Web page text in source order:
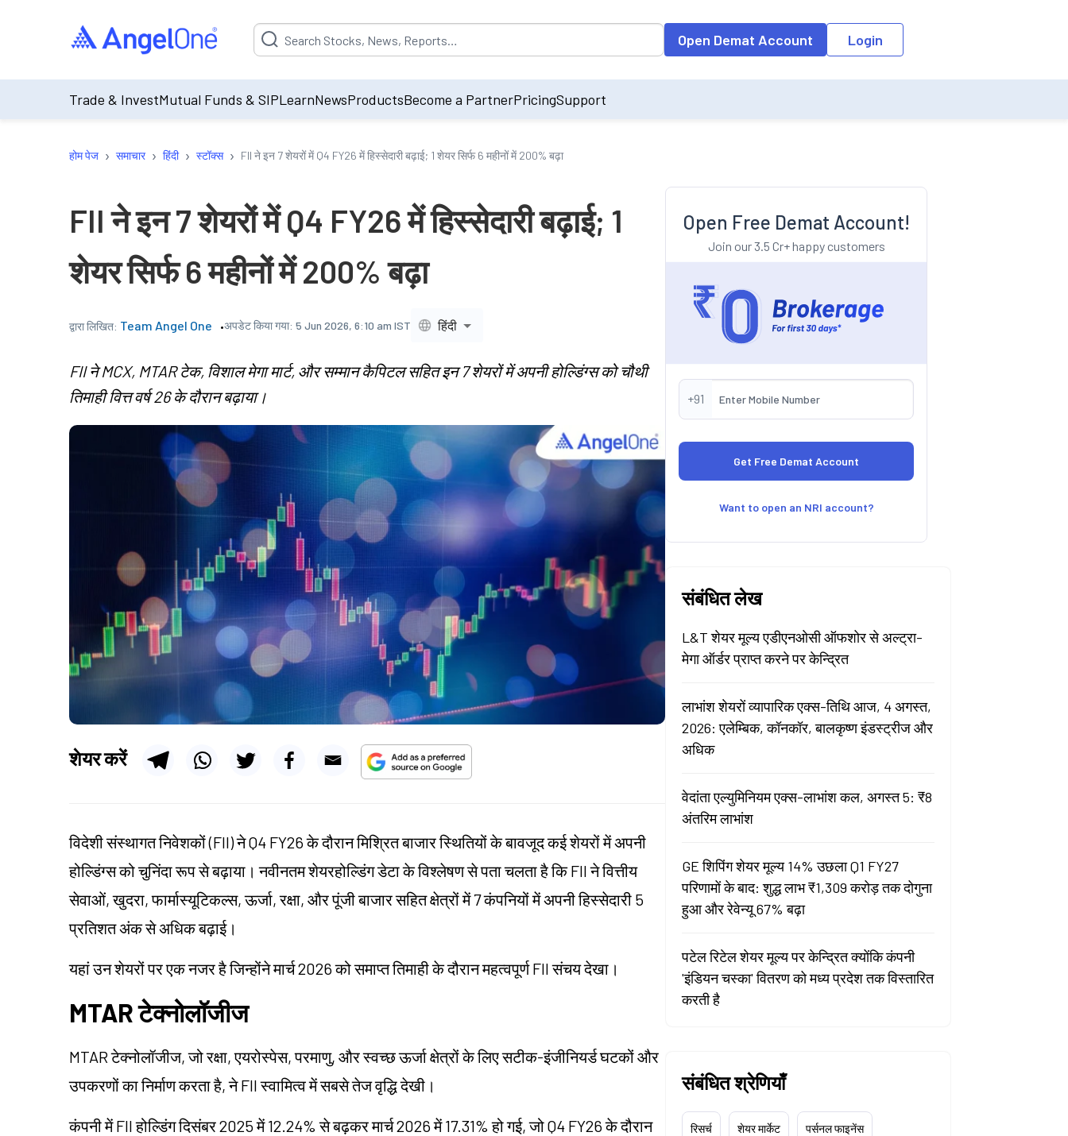
Suggestion will be populated by default on accessing the input field. On entering data into the input field, the suggestion list will be updated as per the
Open Demat Account Login
Trade & InvestMutual Funds & SIPLearnNewsProductsBecome a PartnerPricingSupport
होम पेज › समाचार › हिंदी › स्टॉक्स › FII ने इन 7 शेयरों में Q4 FY26 में हिस्सेदारी बढ़ाई; 1 शेयर सिर्फ 6 महीनों में 200% बढ़ा
FII ने इन 7 शेयरों में Q4 FY26 में हिस्सेदारी बढ़ाई; 1
शेयर सिर्फ 6 महीनों में 200% बढ़ा
द्वारा लिखित: Team Angel One अपडेट किया गया: 5 Jun 2026, 6:10 am IST हिंदी
FII ने MCX, MTAR टेक, विशाल मेगा मार्ट, और सम्मान कैपिटल सहित इन 7 शेयरों में अपनी होल्डिंग्स को चौथी
तिमाही वित्त वर्ष 26 के दौरान बढ़ाया।
शेयर करें
विदेशी संस्थागत निवेशकों (FII) ने Q4 FY26 के दौरान मिश्रित बाजार स्थितियों के बावजूद कई शेयरों में अपनी
होल्डिंग्स को चुनिंदा रूप से बढ़ाया। नवीनतम शेयरहोल्डिंग डेटा के विश्लेषण से पता चलता है कि FII ने वित्तीय
सेवाओं, खुदरा, फार्मास्यूटिकल्स, ऊर्जा, रक्षा, और पूंजी बाजार सहित क्षेत्रों में 7 कंपनियों में अपनी हिस्सेदारी 5
प्रतिशत अंक से अधिक बढ़ाई।
यहां उन शेयरों पर एक नजर है जिन्होंने मार्च 2026 को समाप्त तिमाही के दौरान महत्वपूर्ण FII संचय देखा।
MTAR टेक्नोलॉजीज
MTAR टेक्नोलॉजीज, जो रक्षा, एयरोस्पेस, परमाणु, और स्वच्छ ऊर्जा क्षेत्रों के लिए सटीक-इंजीनियर्ड घटकों और
उपकरणों का निर्माण करता है, ने FII स्वामित्व में सबसे तेज वृद्धि देखी।
कंपनी में FII होल्डिंग दिसंबर 2025 में 12.24% से बढ़कर मार्च 2026 में 17.31% हो गई, जो Q4 FY26 के दौरान
Open Free Demat Account!
Join our 3.5 Cr+ happy customers
+91
Want to open an NRI account?
संबंधित लेख
L&T शेयर मूल्य एडीएनओसी ऑफशोर से अल्ट्रा-
मेगा ऑर्डर प्राप्त करने पर केन्द्रित
लाभांश शेयरों व्यापारिक एक्स-तिथि आज, 4 अगस्त,
2026: एलेम्बिक, कॉनकॉर, बालकृष्ण इंडस्ट्रीज और
अधिक
वेदांता एल्युमिनियम एक्स-लाभांश कल, अगस्त 5: ₹8
अंतरिम लाभांश
GE शिपिंग शेयर मूल्य 14% उछला Q1 FY27
परिणामों के बाद: शुद्ध लाभ ₹1,309 करोड़ तक दोगुना
हुआ और रेवेन्यू 67% बढ़ा
पटेल रिटेल शेयर मूल्य पर केन्द्रित क्योंकि कंपनी
'इंडियन चस्का' वितरण को मध्य प्रदेश तक विस्तारित
करती है
संबंधित श्रेणियाँ
रिसर्च शेयर मार्केट पर्सनल फाइनेंस